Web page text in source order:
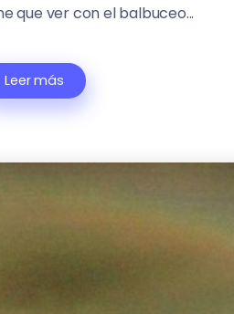
que ver con el balbuceo...
Leer más